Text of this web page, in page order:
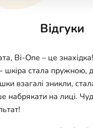
Відгуки
Bi-One – це
шкіра стала пружною,
взагалі зникли,
набрякати на лиці.